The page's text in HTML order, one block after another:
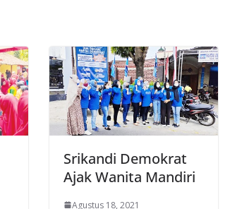
Srikandi Demokrat
Ajak Wanita Mandiri
Agustus 18, 2021